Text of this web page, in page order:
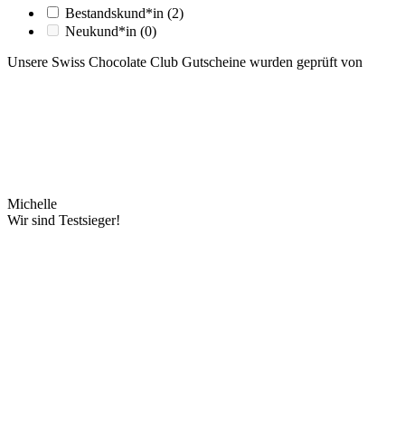
Bestandskund*in (2)
Neukund*in (0)
Unsere Swiss Chocolate Club Gutscheine wurden geprüft von
Michelle
Wir sind Testsieger!